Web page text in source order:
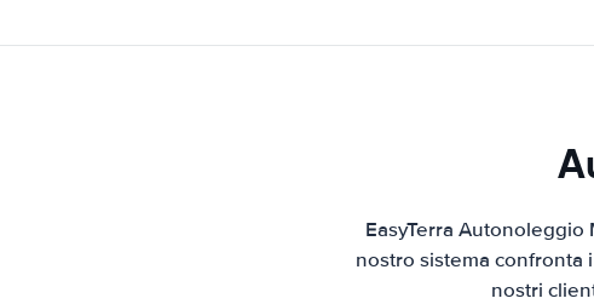
EasyTerra
nostro sistema confronta
nostri